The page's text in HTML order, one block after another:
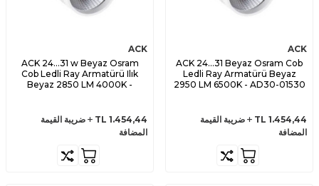
ACK
ACK 24...31 Beyaz Osram Cob
Ledli Ray Armatürü Beyaz
2950 LM 6500K - AD30-01530
1.454,44
ضريبة القيمة
المضافة
ACK
ACK 24...31 w Beyaz Osram
Cob Ledli Ray Armatürü Ilık
Beyaz 2850 LM 4000K -
1.454,44
ضريبة القيمة
المضافة